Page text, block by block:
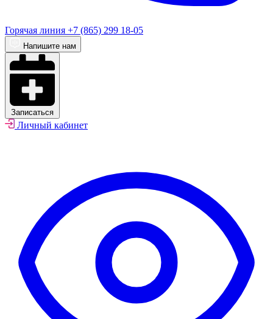
Горячая линия +7 (865) 299 18-05
Напишите нам
Записаться
Личный кабинет